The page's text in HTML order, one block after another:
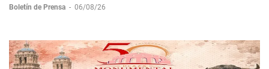
Boletín de Prensa - 06/08/26